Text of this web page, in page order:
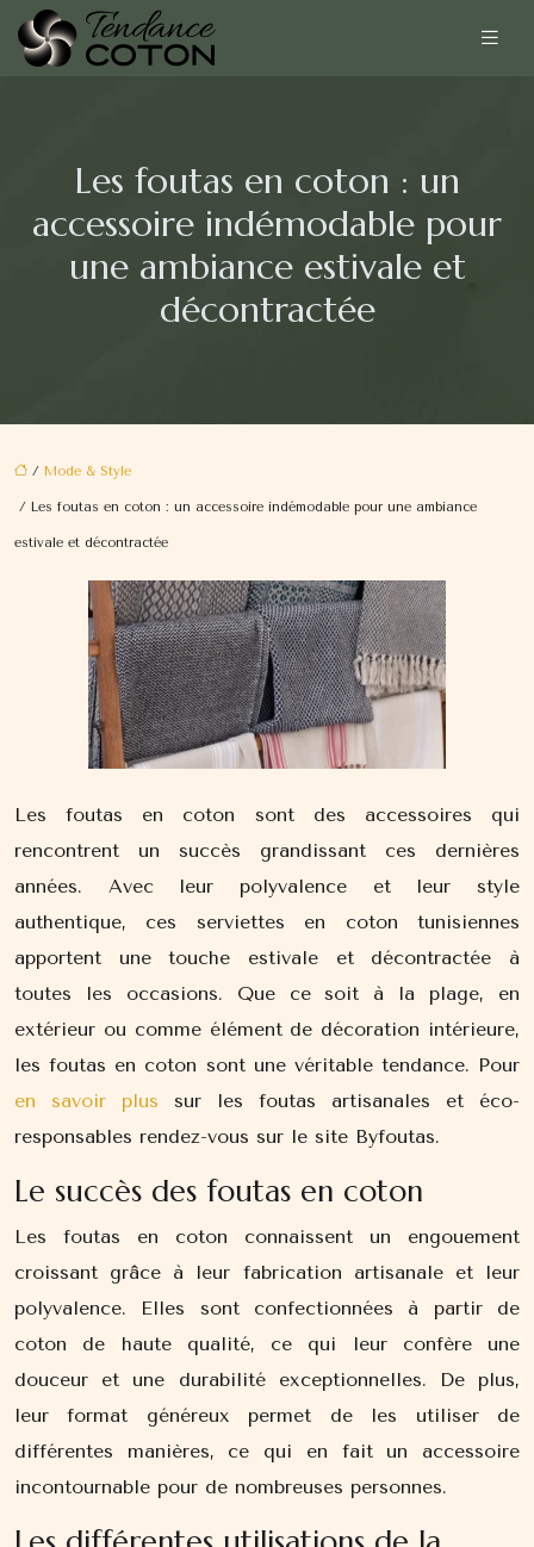
Les foutas en coton : un
accessoire indémodable pour
une ambiance estivale et
décontractée
/ Mode & Style
/ Les foutas en coton : un accessoire indémodable pour une ambiance
estivale et décontractée
Les foutas en coton sont des accessoires qui
rencontrent un succès grandissant ces dernières
années. Avec leur polyvalence et leur style
authentique, ces serviettes en coton tunisiennes
apportent une touche estivale et décontractée à
toutes les occasions. Que ce soit à la plage, en
extérieur ou comme élément de décoration intérieure,
les foutas en coton sont une véritable tendance. Pour
en savoir plus sur les foutas artisanales et éco-
responsables rendez-vous sur le site Byfoutas.
Le succès des foutas en coton
Les foutas en coton connaissent un engouement
croissant grâce à leur fabrication artisanale et leur
polyvalence. Elles sont confectionnées à partir de
coton de haute qualité, ce qui leur confère une
douceur et une durabilité exceptionnelles. De plus,
leur format généreux permet de les utiliser de
différentes manières, ce qui en fait un accessoire
incontournable pour de nombreuses personnes.